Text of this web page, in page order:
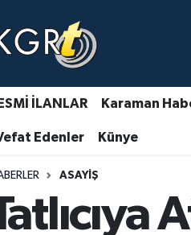
İLANLAR Karaman
Edenler Künye
ASAYIŞ
Haberleri
Haberleri